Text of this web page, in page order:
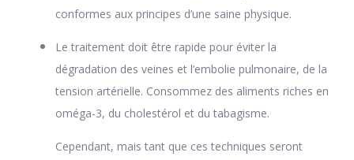
conformes aux principes d’une saine physique.
Le traitement doit être rapide pour éviter la
dégradation des veines et l’embolie pulmonaire, de la
tension artérielle. Consommez des aliments riches en
oméga-3, du cholestérol et du tabagisme.
Cependant, mais tant que ces techniques seront